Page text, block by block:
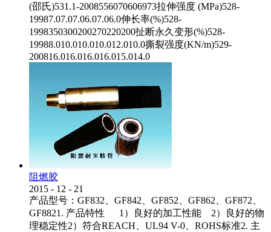
(邵氏)531.1-2008556070606973拉伸强度 (MPa)528-
19987.07.07.06.07.06.0伸长率(%)528-
1998350300200270220200扯断永久变形(%)528-
19988.010.010.010.012.010.0撕裂强度(KN/m)529-
200816.016.016.016.015.014.0
阻燃胶
2015 - 12 - 21
产品型号：GF832、GF842、GF852、GF862、GF872、
GF8821. 产品特性 1）良好的加工性能 2）良好的物
理稳定性2）符合REACH、UL94 V-0、ROHS标准2. 主